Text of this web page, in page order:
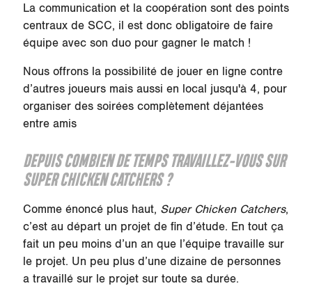
La communication et la coopération sont des points
centraux de SCC, il est donc obligatoire de faire
équipe avec son duo pour gagner le match !
Nous offrons la possibilité de jouer en ligne contre
d’autres joueurs mais aussi en local jusqu'à 4, pour
organiser des soirées complètement déjantées
entre amis
DEPUIS COMBIEN DE TEMPS TRAVAILLEZ-VOUS SUR
SUPER CHICKEN CATCHERS ?
Comme énoncé plus haut, Super Chicken Catchers,
c’est au départ un projet de fin d’étude. En tout ça
fait un peu moins d’un an que l’équipe travaille sur
le projet. Un peu plus d’une dizaine de personnes
a travaillé sur le projet sur toute sa durée.